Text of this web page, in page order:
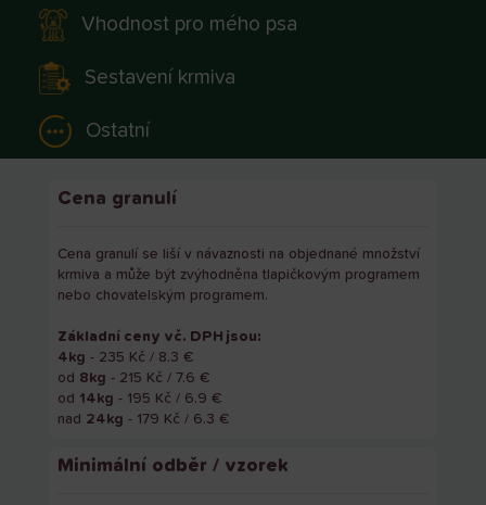
Vhodnost pro mého psa
Sestavení krmiva
Ostatní
Cena granulí
Cena granulí se liší v návaznosti na objednané množství
krmiva a může být zvýhodněna tlapičkovým programem
nebo chovatelským programem.
Základní ceny vč. DPH jsou:
4kg - 235 Kč / 8.3 €
od 8kg - 215 Kč / 7.6 €
od 14kg - 195 Kč / 6.9 €
nad 24kg - 179 Kč / 6.3 €
Minimální odběr / vzorek